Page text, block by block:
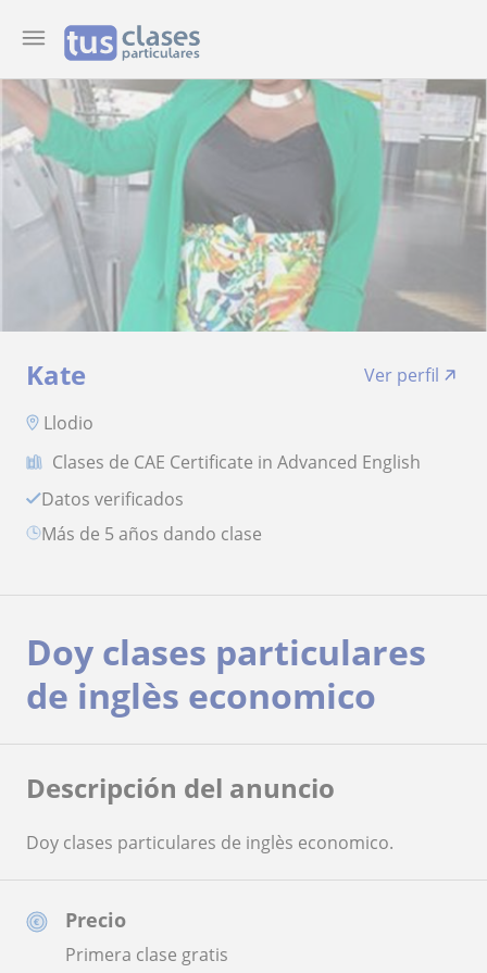
Kate
Ver perfil
Llodio
Clases de CAE Certificate in Advanced English
Datos verificados
más de 5 años dando clase
Precio
Primera clase gratis
Doy clases particulares
de inglès economico
Descripción del anuncio
Doy clases particulares de inglès economico.